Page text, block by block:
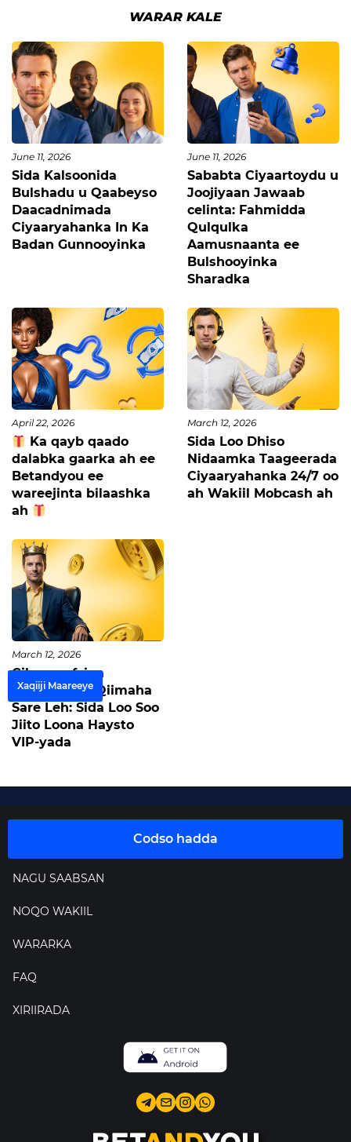
WARAR KALE
June 11, 2026
Sida Kalsoonida
Bulshadu u Qaabeyso
Daacadnimada
Ciyaaryahanka In Ka
Badan Gunnooyinka
June 11, 2026
Sababta Ciyaartoydu u
Joojiyaan Jawaab
celinta: Fahmidda
Qulqulka
Aamusnaanta ee
Bulshooyinka
Sharadka
April 22, 2026
Ka qayb qaado
dalabka gaarka ah ee
Betandyou ee
wareejinta bilaashka
ah
March 12, 2026
Sida Loo Dhiso
Nidaamka Taageerada
Ciyaaryahanka 24/7 oo
ah Wakiil Mobcash ah
March 12, 2026
Cilmu-nafsiga
Ciyaartoyda Qiimaha
Sare Leh: Sida Loo Soo
Jiito Loona Haysto
VIP-yada
NAGU SAABSAN
NOQO WAKIIL
WARARKA
FAQ
XIRIIRADA
Codso hadda
Xaqiiji Maareeye